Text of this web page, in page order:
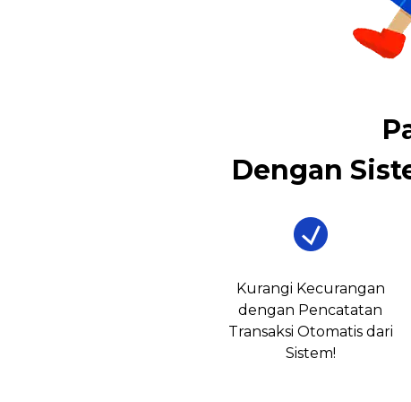
Dengan
Kurangi Kecurangan
dengan Pencatatan
Transaksi Otomatis dari
Sistem!